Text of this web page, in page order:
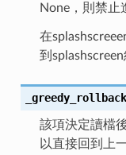
None，則禁止
在
到
_greedy_rollback
該項決定讀檔
以直接回到上